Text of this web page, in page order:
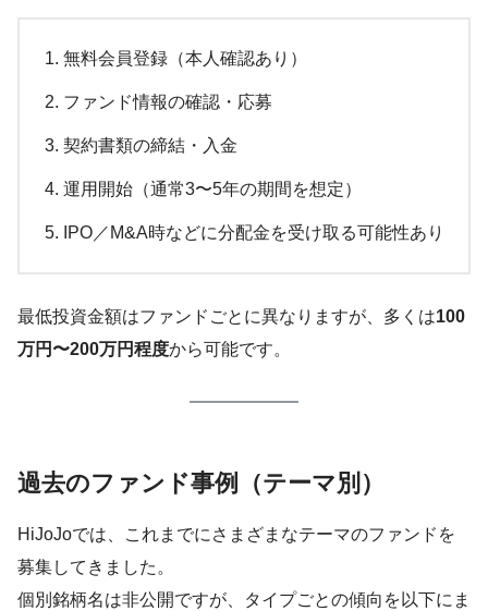
無料会員登録（本人確認あり）
ファンド情報の確認・応募
契約書類の締結・入金
運用開始（通常3〜5年の期間を想定）
IPO／M&A時などに分配金を受け取る可能性あり
最低投資金額はファンドごとに異なりますが、多くは100
万円〜200万円程度から可能です。
過去のファンド事例（テーマ別）
HiJoJoでは、これまでにさまざまなテーマのファンドを
募集してきました。
個別銘柄名は非公開ですが、タイプごとの傾向を以下にま